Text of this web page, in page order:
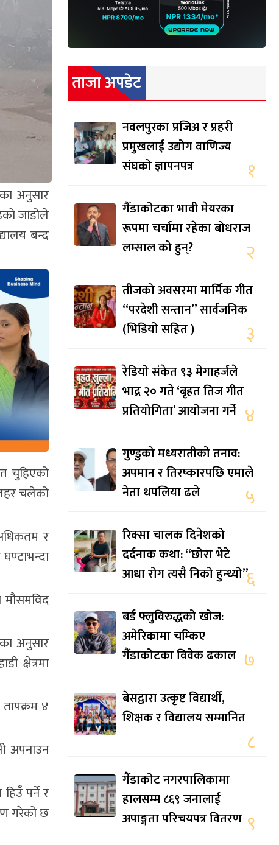
अनुसार
जाडोले
बन्द
चुहिएको
चलेको
र
अनुसार
क्षेत्रमा
४
अपनाउन
पर्ने र
गरेको छ
ताजा अपडेट
नवलपुरका प्रजिअ र प्रहरी
प्रमुखलाई उद्योग वाणिज्य
संघको ज्ञापनपत्र
१
गैँडाकोटका भावी मेयरका
रूपमा चर्चामा रहेका बोधराज
लम्साल को हुन्?
२
तीजको अवसरमा मार्मिक गीत
“परदेशी सन्तान” सार्वजनिक
(भिडियो सहित )
३
रेडियो संकेत ९३ मेगाहर्जले
भाद्र २० गते ‘बृहत तिज गीत
प्रतियोगिता’ आयोजना गर्ने ४
गुण्डुको मध्यरातीको तनाव:
अपमान र तिरष्कारपछि एमाले
नेता थपलिया ढले
५
रिक्सा चालक दिनेशको
दर्दनाक कथा: “छोरा भेटे
आधा रोग त्यसै निको हुन्थ्यो”६
बर्ड फ्लुविरुद्धको खोज:
अमेरिकामा चम्किए
गैंडाकोटका विवेक ढकाल ७
बेसद्वारा उत्कृष्ट विद्यार्थी,
शिक्षक र विद्यालय सम्मानित
८
गैंडाकोट नगरपालिकामा
हालसम्म ८६९ जनालाई
अपाङ्गता परिचयपत्र वितरण ९